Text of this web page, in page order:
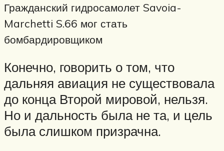
Гражданский гидросамолет Savoia-
Marchetti S.66 мог стать
бомбардировщиком
Конечно, говорить о том, что
дальняя авиация не существовала
до конца Второй мировой, нельзя.
Но и дальность была не та, и цель
была слишком призрачна.